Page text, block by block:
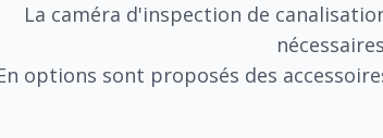
La caméra d'inspection de
options sont proposés des